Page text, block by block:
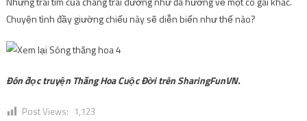
Chuyện tình đầy giường chiếu này sẽ diễn biến như thế nào?
Đón đọc truyện Thăng Hoa Cuộc Đời trên SharingFunVN.
Post Views: 1,123